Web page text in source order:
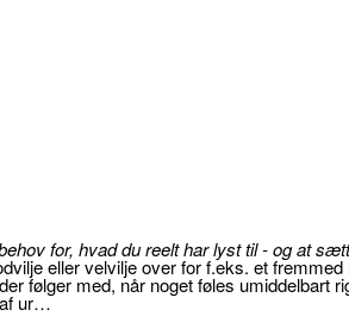
for, hvad du reelt har lyst til - og at
eller velvilje over for f.eks. et
følger med, når noget føles umiddelbart
af ur…